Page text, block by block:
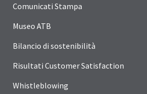
Comunicati Stampa
Museo ATB
Bilancio di sostenibilità
Risultati Customer Satisfaction
Whistleblowing